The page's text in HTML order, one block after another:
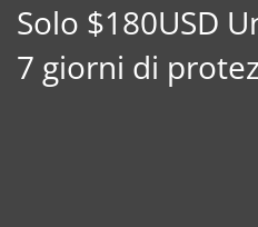
Solo $180USD
7 giorni di